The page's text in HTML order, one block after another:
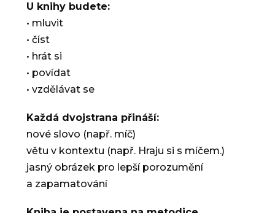
U knihy budete:
• mluvit
• číst
• hrát si
• povídat
• vzdělávat se
Každá dvojstrana přináší:
nové slovo (např. míč)
větu v kontextu (např. Hraju si s míčem.)
jasný obrázek pro lepší porozumění
a zapamatování